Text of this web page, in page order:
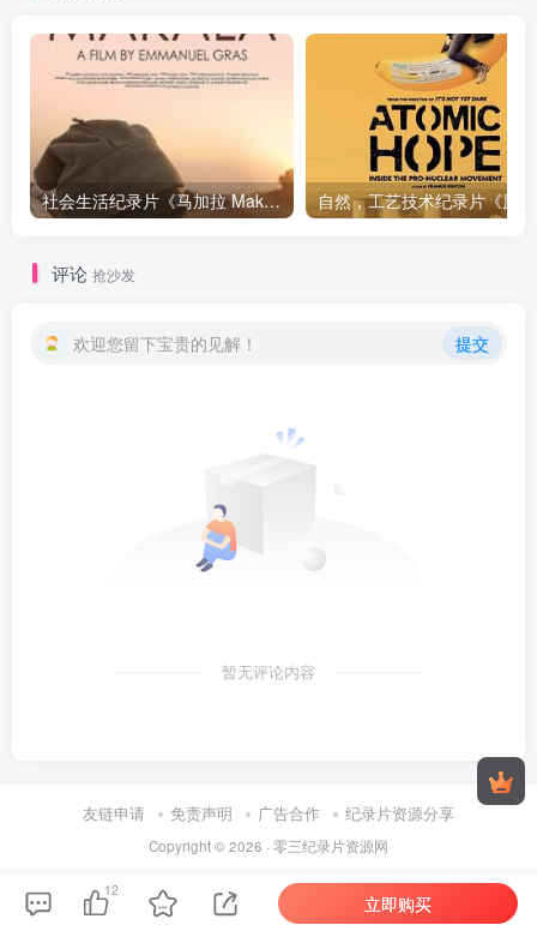
社会生活纪录片《马加拉 Makala》下载
评论 抢沙发
欢迎您留下宝贵的见解！ 提交
暂无评论内容
友链申请 免责声明 广告合作 纪录片资源分享
Copyright © 2026 · 零三纪录片资源网
12
立即购买